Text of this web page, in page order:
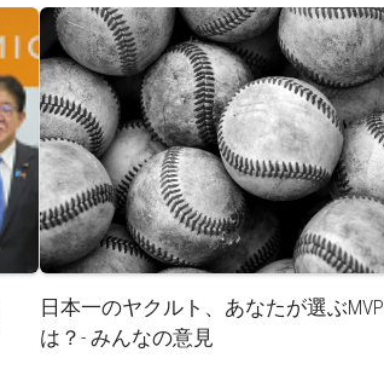
日本一のヤクルト、あなたが選ぶMVP
は？- みんなの意見